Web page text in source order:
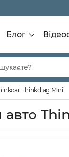
Блог
Thinkdiag Mini
авто